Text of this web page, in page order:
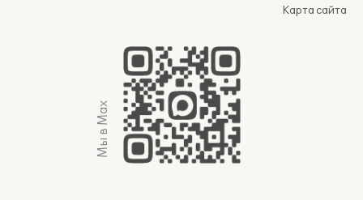
Карта сайта
Мы в Max